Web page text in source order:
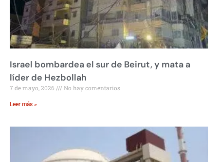
Israel bombardea el sur de Beirut, y mata a
líder de Hezbollah
7 de mayo, 2026 No hay comentarios
Leer más »